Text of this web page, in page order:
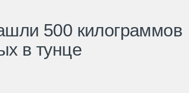
500 килограммов
в тунце